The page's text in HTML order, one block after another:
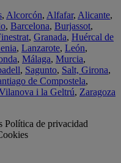
, Alcorcón, Alfafar, Alicante,
, Barcelona, Burjassot,
, Granada, Huércal de
, Lanzarote, León,
, Málaga, Murcia,
, Sagunto, Salt, Girona,
de Compostela,
i la Geltrú, Zaragoza
Política de privacidad